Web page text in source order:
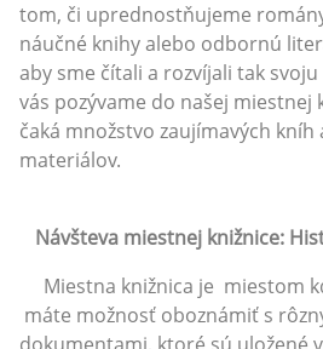
tom, či uprednostňujeme
náučné knihy alebo odbornú
aby sme čítali a rozvíjali tak
vás pozývame do našej miestnej
čaká množstvo zaujímavých kníh
materiálov.
Návšteva miestnej knižnice:
Miestna knižnica je miestom
máte možnosť oboznámiť s